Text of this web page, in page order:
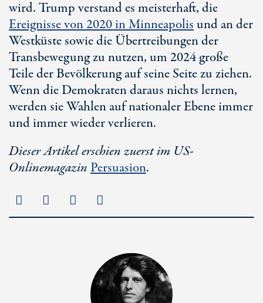
wird. Trump verstand es meisterhaft, die
Ereignisse von 2020 in Minneapolisund an der
Westküste sowie die Übertreibungen der
Transbewegung zu nutzen, um 2024 große
Teile der Bevölkerung auf seine Seite zu ziehen.
Wenn die Demokraten daraus nichts lernen,
werden sie Wahlen auf nationaler Ebene immer
und immer wieder verlieren.
Dieser Artikel erschien zuerst im US-
OnlinemagazinPersuasion.